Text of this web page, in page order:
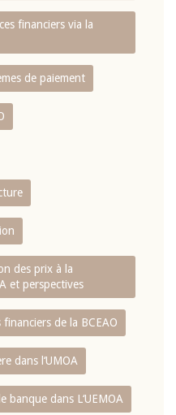
financiers via la
de paiement
des prix à la
et perspectives
de la BCEAO
dans l‘UMOA
banque dans L‘UEMOA